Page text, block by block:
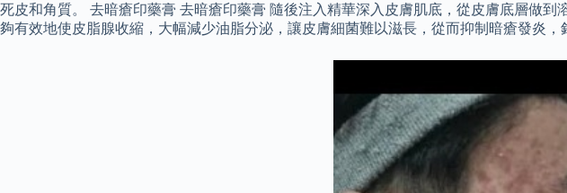
死皮和角質。 去暗瘡印藥膏 去暗瘡印藥膏 隨後注入精華深入皮膚肌底，從皮膚底層做
夠有效地使皮脂腺收縮，大幅減少油脂分泌，讓皮膚細菌難以滋長，從而抑制暗瘡發炎，